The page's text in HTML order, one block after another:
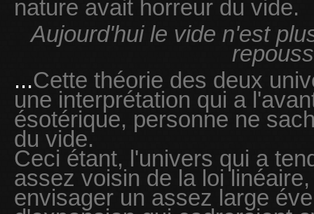
nature avait horreur du vide.
Aujourd'hui le vide n'est
...Cette théorie des deux
une interprétation qui a
ésotérique, personne ne
du vide.
Ceci étant, l'univers qui a
assez voisin de la loi
envisager un assez large